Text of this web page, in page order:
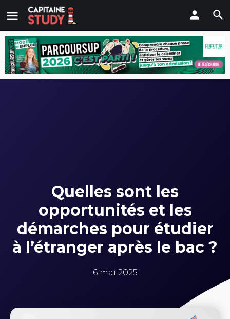
Quelles sont les
opportunités et les
démarches pour étudier
à l’étranger après le bac ?
6 mai 2025